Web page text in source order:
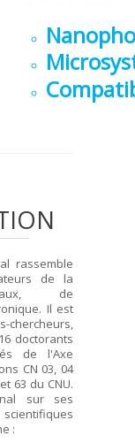
rassemble
de la
de
Il est
doctorants
de l'Axe
CN 03, 04
63 du CNU.
sur ses
: